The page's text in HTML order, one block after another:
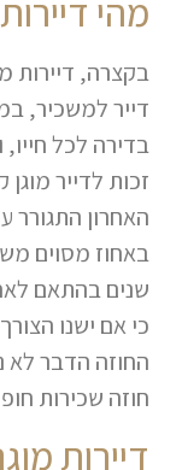
מהי
בקצרה, דיירות
דייר למשכיר,
בדירה לכל
זכות לדייר
האחרון
באחוז מסוים
שנים בהתאם
כי אם ישנו
החוזה הדבר לא
חוזה שכירות
דיירות